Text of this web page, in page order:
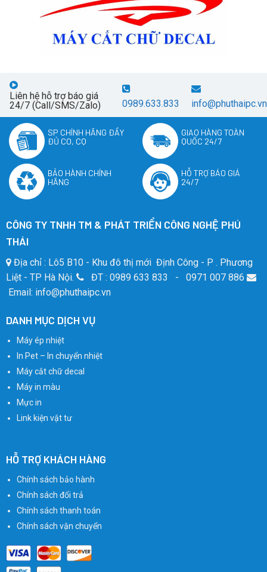
Liên hệ hỗ trợ báo giá
24/7 (Call/SMS/Zalo)
0989.633.833 info@phuthaipc.vn
SP CHÍNH HÃNG ĐẦY
ĐỦ CO, CQ
GIAO HÀNG TOÀN
QUỐC 24/7
BẢO HÀNH CHÍNH
HÃNG
HỖ TRỢ BÁO GIÁ
24/7
CÔNG TY TNHH TM & PHÁT TRIỂN CÔNG NGHỆ PHÚ
THÁI
Địa chỉ : Lô5 B10 - Khu đô thị mới Định Công - P . Phương
Liệt - TP Hà Nội.
ĐT : 0989 633 833 - 0971 007 886
Email: info@phuthaipc.vn
DANH MỤC DỊCH VỤ
Máy ép nhiệt
In Pet – In chuyển nhiệt
Máy cắt chữ decal
Máy in màu
Mực in
Link kiện vật tư
HỖ TRỢ KHÁCH HÀNG
Chính sách bảo hành
Chính sách đổi trả
Chính sách thanh toán
Chính sách vận chuyển